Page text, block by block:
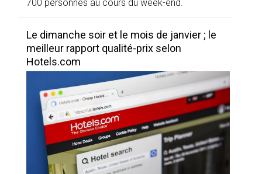
700 personnes au cours du week-end.
Le dimanche soir et le mois de janvier ; le
meilleur rapport qualité-prix selon
Hotels.com